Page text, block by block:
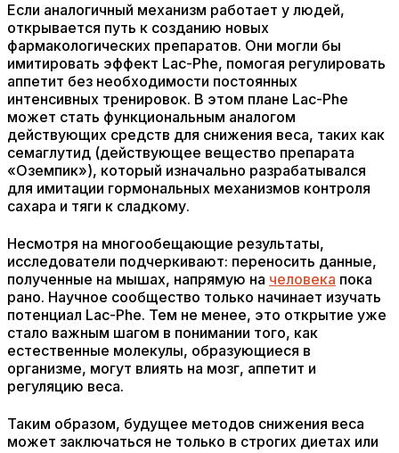
Если аналогичный механизм работает у людей,
открывается путь к созданию новых
фармакологических препаратов. Они могли бы
имитировать эффект Lac-Phe, помогая регулировать
аппетит без необходимости постоянных
интенсивных тренировок. В этом плане Lac-Phe
может стать функциональным аналогом
действующих средств для снижения веса, таких как
семаглутид (действующее вещество препарата
«Оземпик»), который изначально разрабатывался
для имитации гормональных механизмов контроля
сахара и тяги к сладкому.
Несмотря на многообещающие результаты,
исследователи подчеркивают: переносить данные,
полученные на мышах, напрямую на человека пока
рано. Научное сообщество только начинает изучать
потенциал Lac-Phe. Тем не менее, это открытие уже
стало важным шагом в понимании того, как
естественные молекулы, образующиеся в
организме, могут влиять на мозг, аппетит и
регуляцию веса.
Таким образом, будущее методов снижения веса
может заключаться не только в строгих диетах или